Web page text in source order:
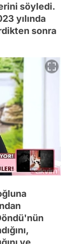
söyledi.
yılında
sonra